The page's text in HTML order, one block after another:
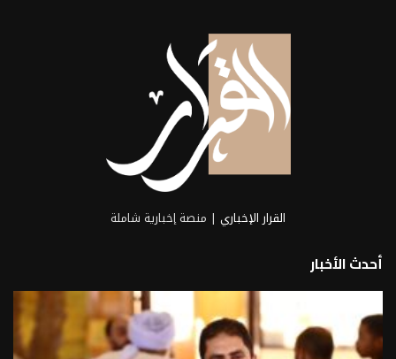
القرار الإخباري | منصة إخبارية شاملة
أحدث الأخبار